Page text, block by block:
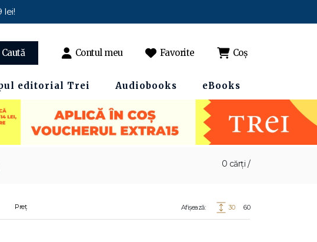
lei!
Caută Contul meu Favorite Coș
editorial Trei Audiobooks eBooks
0 cărți /
Preț Afișează: 30 60